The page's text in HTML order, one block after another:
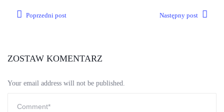
Poprzedni post Następny post
ZOSTAW KOMENTARZ
Your email address will not be published.